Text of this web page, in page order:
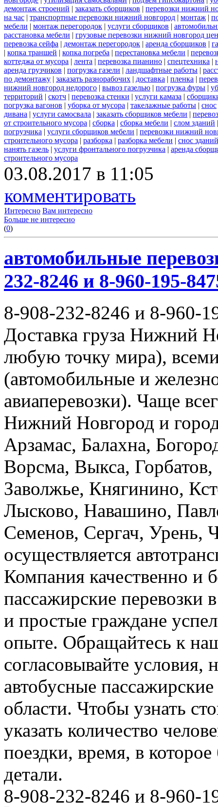
демонтаж строений | заказать сборщиков | перевозки нижний
на час | транспортные перевозки нижний новгород | монтаж |
мебели | монтаж перегородок | услуги сборщиков |
расстановка мебели | грузовые перевозки нижний новгород
перевозка сейфа | демонтаж перегородок | аренда сборщиков |
| копка траншей | копка погреба | перестановка мебели |
коттеджа от мусора | лента | перевозка пианино | спецтехника |
аренда грузчиков | погрузка газели | ландшафтные работы |
по демонтажу | заказать разнорабочих | доставка | пленка |
нижний новгород недорого | вывоз газелью | погрузка фуры |
территорий | скотч | перевозка стенки | услуги камаза |
погрузка вагонов | уборка от мусора | такелажные работы | снос
дивана | услуги самосвала | заказать сборщиков мебели |
от строительного мусора | сборка | сборка мебели | слом зданий
погрузчика | услуги сборщиков мебели | перевозки нижний
строительного мусора | разборка | разборка мебели | снос зданий
нанять газель | услуги фронтального погрузчика | аренда
строительного мусора
03.08.2017 в 11:05
комментировать
Интересно Вам интересно
Больше не интересно
(0)
автомобильные
232-8246 и 8-960-195-
8-908-232-8246 и 8-960-
Доставка груза Нижний
любую точку мира),
(автомобильные и
авиаперевозки). Чаще
Нижний Новгород и
Арзамас, Балахна,
Ворсма, Выкса,
Заволжье, Княгинино,
Лысково, Навашино,
Семенов, Сергач, Урень,
осуществляется
Компания качественно и
пассажирские
и простые граждане
опыте. Обращайтесь к
согласовывайте условия,
автобусные
области. Чтобы узнать
указать количество
поездки, время, в
детали.
8-908-232-8246 и 8-960-